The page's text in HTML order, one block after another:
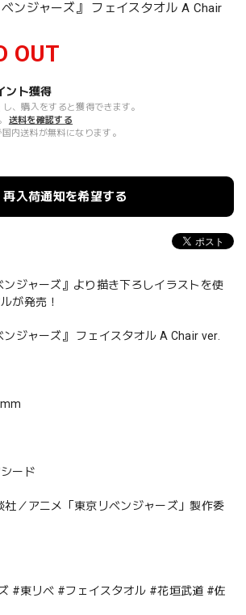
ンジャーズ』 フェイスタオル A Chair
OUT
ント獲得
し、購入をすると獲得できます。
送料を確認する
内送料が無料になります。
再入荷通知を希望する
ジャーズ』より描き下ろしイラストを使
が発売！
ジャーズ』 フェイスタオル A Chair ver.
ード
社／アニメ「東京リベンジャーズ」製作委
#東リべ #フェイスタオル #花垣武道 #佐